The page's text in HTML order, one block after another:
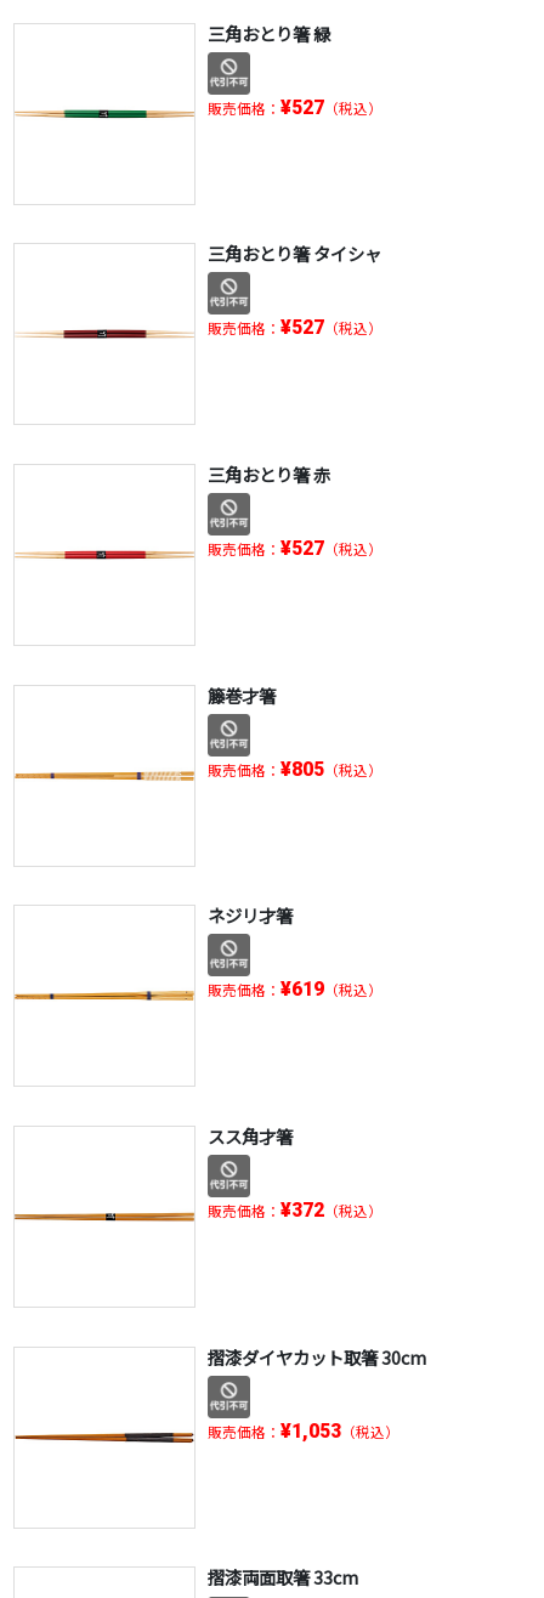
三角おとり箸 緑
販売価格： ¥527（税込）
三角おとり箸 タイシャ
販売価格： ¥527（税込）
三角おとり箸 赤
販売価格： ¥527（税込）
籐巻才箸
販売価格： ¥805（税込）
ネジリ才箸
販売価格： ¥619（税込）
スス角才箸
販売価格： ¥372（税込）
摺漆ダイヤカット取箸 30cm
販売価格： ¥1,053（税込）
摺漆両面取箸 33cm